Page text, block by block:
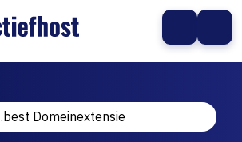
.best Domeinextensie